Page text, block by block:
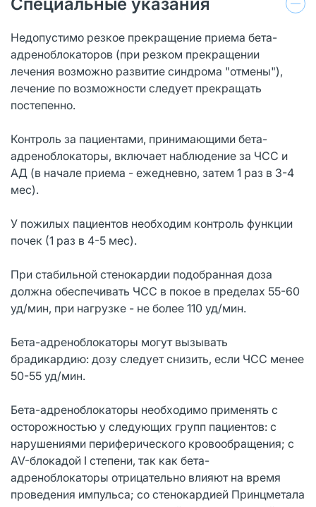
Недопустимо резкое прекращение приема бета-
адреноблокаторов (при резком прекращении
лечения возможно развитие синдрома "отмены"),
лечение по возможности следует прекращать
постепенно.
Контроль за пациентами, принимающими бета-
адреноблокаторы, включает наблюдение за ЧСС и
АД (в начале приема - ежедневно, затем 1 раз в 3-4
мес).
У пожилых пациентов необходим контроль функции
почек (1 раз в 4-5 мес).
При стабильной стенокардии подобранная доза
должна обеспечивать ЧСС в покое в пределах 55-60
уд/мин, при нагрузке - не более 110 уд/мин.
Бета-адреноблокаторы могут вызывать
брадикардию: дозу следует снизить, если ЧСС менее
50-55 уд/мин.
Бета-адреноблокаторы необходимо применять с
осторожностью у следующих групп пациентов: с
нарушениями периферического кровообращения; с
AV-блокадой I степени, так как бета-
адреноблокаторы отрицательно влияют на время
проведения импульса; со стенокардией Принцметала